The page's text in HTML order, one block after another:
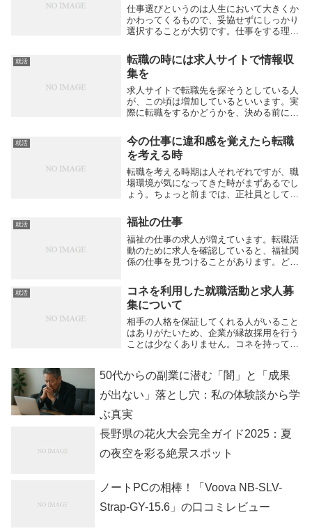
仕事選びというのは人生において大きくか
かわってくるもので、妥協せずにしっかり
選択することが大切です。仕事をする理由
ぐためではありますが、それだけに終始す
るものではありません。一生の中で、仕事
が占める割合...
就活
転職の時には求人サイトで情報収
集を
求人サイトで転職先を探そうとしている人
が、この頃は増加しているといいます。実
際に転職をするかどうかを、決める前に、
多いと思います。なりたい仕事への求人は
増加しているか、減少しているか、具体的
に求人を出し...
就活
今の仕事に違和感を覚えたら転職
を考える時
転職を考える時期は人それぞれですが、職
場環境が気になってきた時がまずあるでし
ょう。ちょっと前までは、正社員として働
一般的でした。自分が勤めている企業に対
して思うところがあったとしても、言葉に
出さず黙々と...
就活 福祉の仕事
福祉の仕事の求人が増えています。転職活
動のために求人を確認していると、福祉関
係の仕事を見つけることがあります。どん
いでしょうか。老人ホームのヘルパーや介
護職員を募集している会社は多いようで
す。就職難と言...
就活
コネを利用した就職活動と求人募
集について
相手の人格を保証してくれる人がいること
はありがたいため、企業が縁故採用を行う
ことは少なくありません。コネを持ってい
ることが不合理に感じることもあります。
コネを利用し...
50代からの副業に潜む「闇」と「成果
が出ない」落とし穴：私の体験談から学
ぶ真実
長野県の花火大会完全ガイド2025：夏
の夜空を彩る絶景スポット
ノートPCの相棒！「Voova NB-SLV-
Strap-GY-15.6」の口コミレビュー